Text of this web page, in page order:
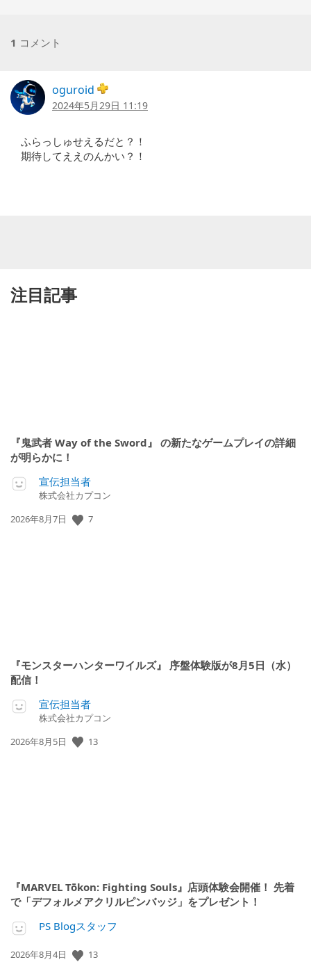
1 コメント
oguroid
2024年5月29日 11:19
ふらっしゅせえるだと？！
期待してええのんかい？！
注目記事
『鬼武者 Way of the Sword』 の新たなゲームプレイの詳細
が明らかに！
宣伝担当者
株式会社カプコン
公
2026年8月7日 7
『モンスターハンターワイルズ』 序盤体験版が8月5日（水）
配信！
宣伝担当者
株式会社カプコン
公
2026年8月5日 13
『MARVEL Tōkon: Fighting Souls』店頭体験会開催！ 先着
で「デフォルメアクリルピンバッジ」をプレゼント！
PS Blogスタッフ
公
2026年8月4日 13